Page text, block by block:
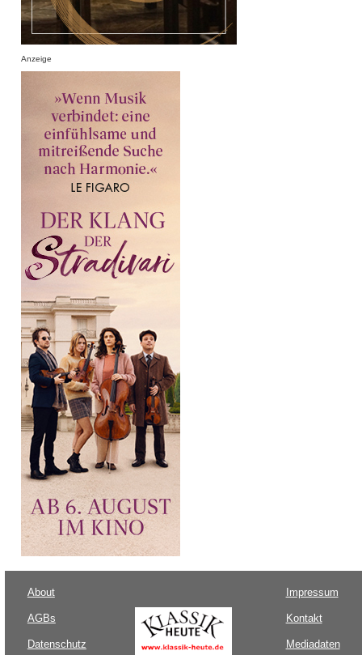
Anzeige
About
AGBs
Datenschutz
Impressum
Kontakt
Mediadaten